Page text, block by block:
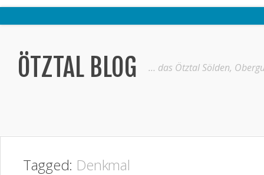
Ötztal
Interviews
Kostenloser Bustransfer ins Gletscherskigebiet von Sölden
ÖTZTAL BLOG … das Ötztal Sölden,
Tagged: Denkmal